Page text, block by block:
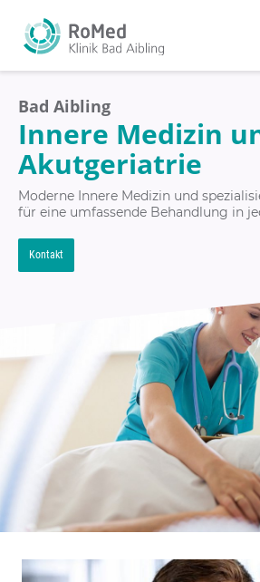
Bad Aibling
Innere Medizin
Akutgeriatrie
Moderne Innere Medizin und
für eine umfassende Behandlung in
Kontakt